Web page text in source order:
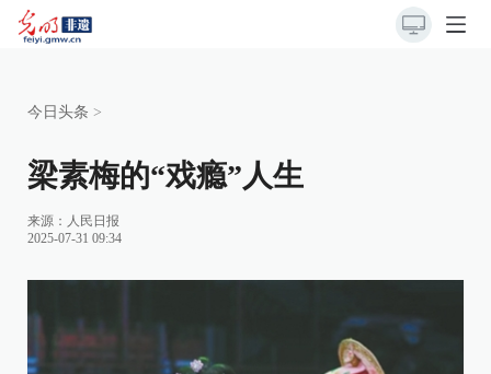
今日头条 >
梁素梅的“戏瘾”人生
来源： 人民日报
2025-07-31 09:34